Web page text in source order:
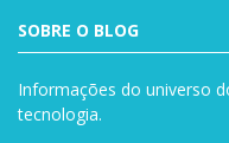
SOBRE O BLOG
Informações do universo
tecnologia.